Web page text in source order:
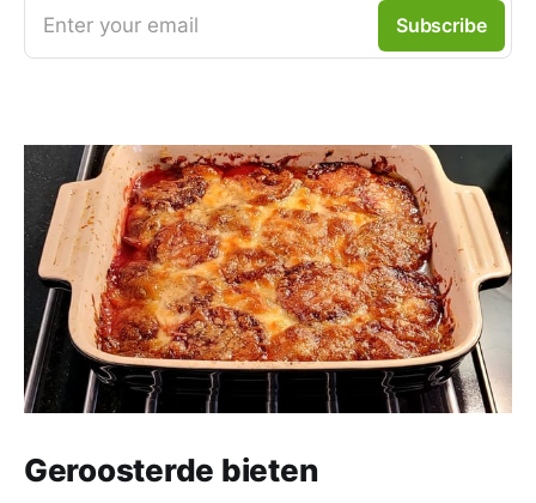
Enter your email Subscribe
Geroosterde bieten